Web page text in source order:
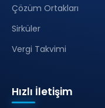
Çözüm Ortakları
Sirküler
Vergi Takvimi
Hızlı İletişim